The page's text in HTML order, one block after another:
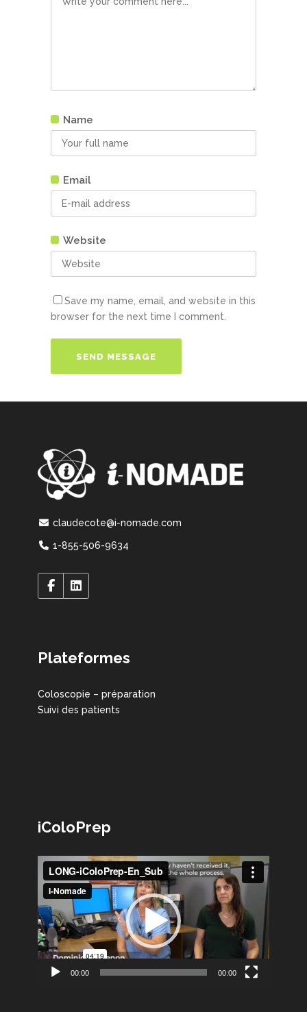
Name
Email
Website
Save my name, email, and website in this
browser for the next time I comment.
claudecote@i-nomade.com
1-855-506-9634
Plateformes
Coloscopie – préparation
Suivi des patients
iColoPrep
Lecteur
vidéo
00:00 00:00